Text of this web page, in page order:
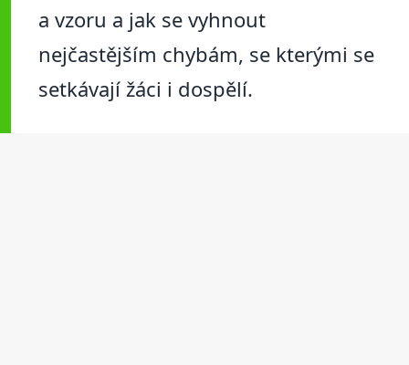
a vzoru a jak se vyhnout
nejčastějším chybám, se kterými se
setkávají žáci i dospělí.